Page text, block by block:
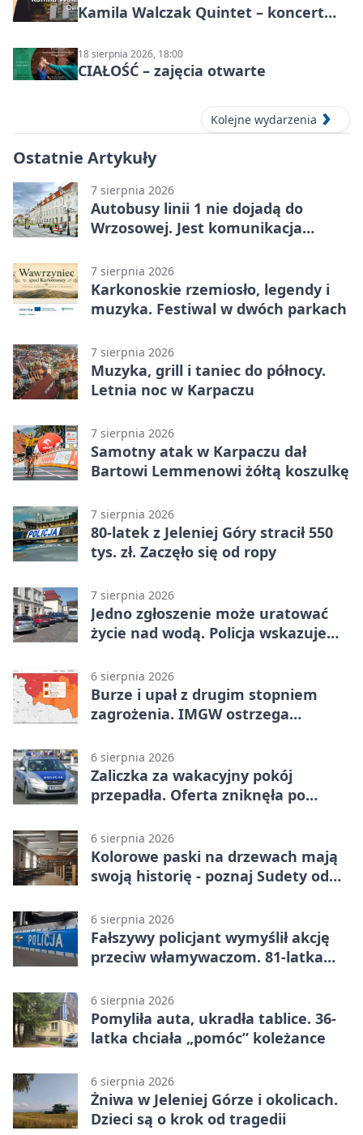
Kamila Walczak Quintet – koncert
18 sierpnia 2026, 18:00
CIAŁOŚĆ – zajęcia otwarte
Kolejne wydarzenia
Ostatnie Artykuły
7 sierpnia 2026
Autobusy linii 1 nie dojadą do
Wrzosowej. Jest komunikacja
7 sierpnia 2026
Karkonoskie rzemiosło, legendy i
muzyka. Festiwal w dwóch parkach
7 sierpnia 2026
Muzyka, grill i taniec do północy.
Letnia noc w Karpaczu
7 sierpnia 2026
Samotny atak w Karpaczu dał
Bartowi Lemmenowi żółtą koszulkę
7 sierpnia 2026
80-latek z Jeleniej Góry stracił 550
tys. zł. Zaczęło się od ropy
7 sierpnia 2026
Jedno zgłoszenie może uratować
życie nad wodą. Policja wskazuje
6 sierpnia 2026
Burze i upał z drugim stopniem
zagrożenia. IMGW ostrzega
6 sierpnia 2026
Zaliczka za wakacyjny pokój
przepadła. Oferta zniknęła po
6 sierpnia 2026
Kolorowe paski na drzewach mają
swoją historię - poznaj Sudety od
6 sierpnia 2026
Fałszywy policjant wymyślił akcję
przeciw włamywaczom. 81-latka
6 sierpnia 2026
Pomyliła auta, ukradła tablice. 36-
latka chciała „pomóc” koleżance
6 sierpnia 2026
Żniwa w Jeleniej Górze i okolicach.
Dzieci są o krok od tragedii